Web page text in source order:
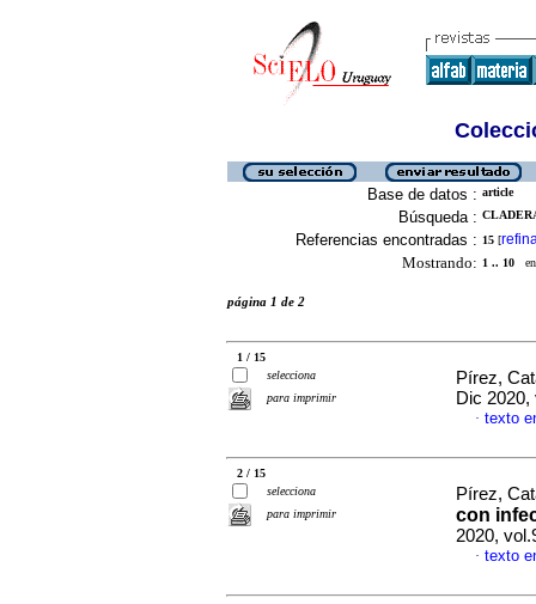
Base de datos : article
Búsqueda :
Referencias encontradas : 15 [
Mostrando: 1 .. 10 en
página 1 de 2
1 / 15
selecciona
para imprimir
Pírez,
Dic 2020,
· texto
2 / 15
selecciona
para imprimir
Pírez,
con
2020,
· texto